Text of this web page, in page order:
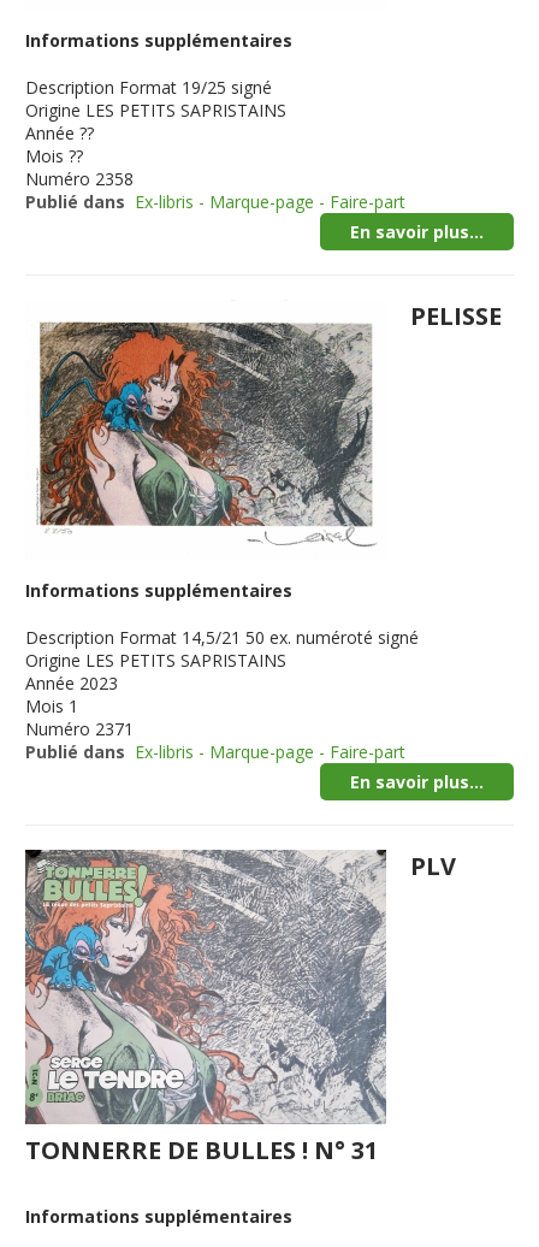
Informations supplémentaires
Description Format 19/25 signé
Origine LES PETITS SAPRISTAINS
Année ??
Mois ??
Numéro 2358
Publié dans Ex-libris - Marque-page - Faire-part
En savoir plus...
PELISSE
Informations supplémentaires
Description Format 14,5/21 50 ex. numéroté signé
Origine LES PETITS SAPRISTAINS
Année 2023
Mois 1
Numéro 2371
Publié dans Ex-libris - Marque-page - Faire-part
En savoir plus...
PLV
TONNERRE DE BULLES ! N° 31
Informations supplémentaires